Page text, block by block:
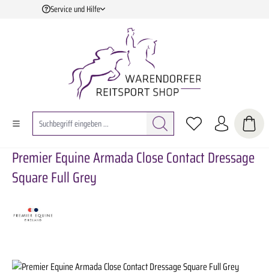
Zum Hauptinhalt springen
Service und Hilfe
Premier Equine Armada Close Contact Dressage
Square Full Grey
Bildergalerie überspringen